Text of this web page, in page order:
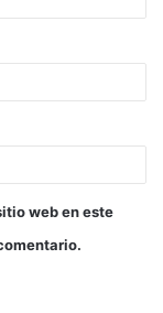
web en este